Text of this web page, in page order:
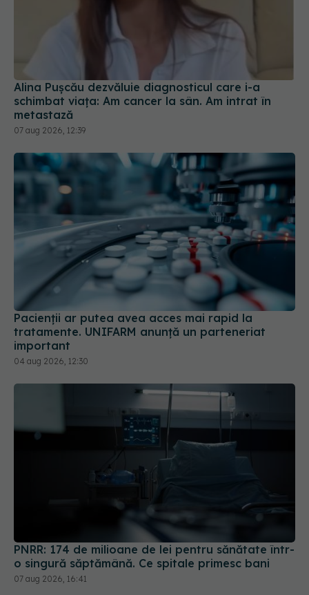
Alina Pușcău dezvăluie diagnosticul care i-a
schimbat viața: Am cancer la sân. Am intrat în
metastază
07 aug 2026, 12:39
Pacienții ar putea avea acces mai rapid la
tratamente. UNIFARM anunță un parteneriat
important
04 aug 2026, 12:30
PNRR: 174 de milioane de lei pentru sănătate într-
o singură săptămână. Ce spitale primesc bani
07 aug 2026, 16:41